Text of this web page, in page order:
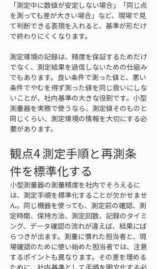
「測定中に数値が安定しない場合」「同じ点
を測っても差が大きい場合」など、現場で見
て判断できる表現を入れると、基準が形だけ
で終わりにくくなります。
測定環境の記録は、精度を保証するためだけ
でなく、測定結果を過信しないための仕組み
でもあります。良い条件で測った値と、悪い
条件でやむを得ず測った値を同じ扱いにしな
いことが、社内基準の大きな役割です。小型
測量器を実務で使うなら、測定値そのものと
同じくらい、測定環境の情報を大切にする必
要があります。
観点4 測定手順と再測条
件を標準化する
小型測量器の測量精度を社内でそろえるに
は、測定手順を標準化することが欠かせませ
ん。同じ機器を使っても、測定前の確認、測
定時間、保持方法、測定回数、記録のタイミ
ング、データ確認の流れが違えば、結果にば
らつきが出ます。測量に慣れた担当者と、現
場確認のために使い始めた担当者では、注意
するポイントも異なります。その差を埋める
ために、社内基準として手順を明文化する必